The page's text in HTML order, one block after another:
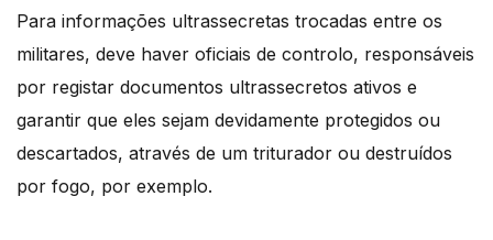
Para informações ultrassecretas trocadas entre os
militares, deve haver oficiais de controlo, responsáveis
por registar documentos ultrassecretos ativos e
garantir que eles sejam devidamente protegidos ou
descartados, através de um triturador ou destruídos
por fogo, por exemplo.